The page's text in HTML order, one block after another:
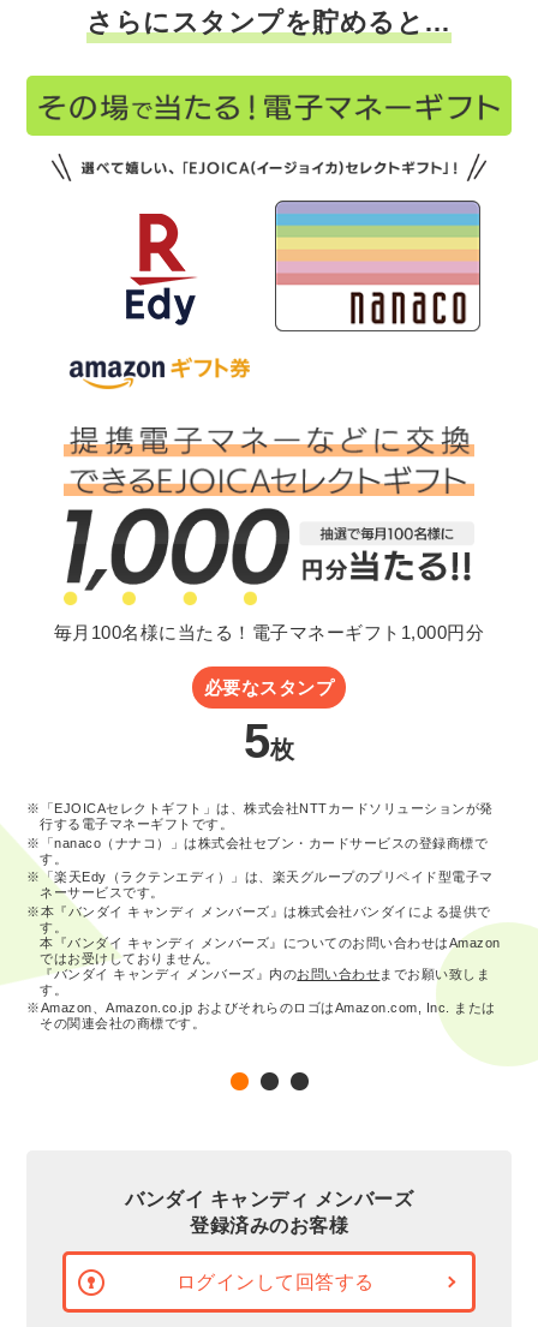
さらにスタンプを貯めると…
毎月100名様に当たる！電子マネーギフト1,000円分
必要なスタンプ
5枚
※「EJOICAセレクトギフト」は、株式会社NTTカードソリューションが発
行する電子マネーギフトです。
※「nanaco（ナナコ）」は株式会社セブン・カードサービスの登録商標で
す。
※「楽天Edy（ラクテンエディ）」は、楽天グループのプリペイド型電子マ
ネーサービスです。
※本『バンダイ キャンディ メンバーズ』は株式会社バンダイによる提供で
す。
本『バンダイ キャンディ メンバーズ』についてのお問い合わせはAmazon
ではお受けしておりません。
『バンダイ キャンディ メンバーズ』内のお問い合わせまでお願い致しま
す。
※Amazon、Amazon.co.jp およびそれらのロゴはAmazon.com, Inc. または
その関連会社の商標です。
バンダイ キャンディ メンバーズ
登録済みのお客様
ログインして回答する